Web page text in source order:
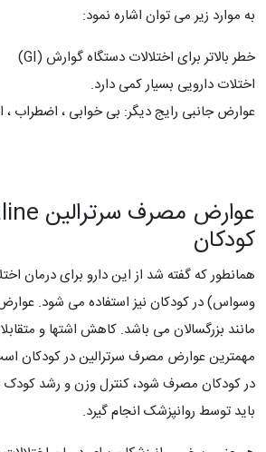
به موارد زیر می توان اشاره نمود:
خطر بالاتر برای اختلالات دستگاه گوارش (GI)
اختلات دارویی بسیار کمی دارد.
عوارض جانبی رایج دیگر: بی خوابی ، اضطراب ،
کودکان
همانطور که گفته شد از این دارو برای درمان
وسواس) در کودکان نیز استفاده می شود.
مانند بزرگسالان می باشد. کاهش اشتها و
مهمترین عوارض مصرف سرترالین در کودکان
در کودکان مصرف شود، کنترل وزن و رشد کودک
باید توسط روانپزشک انجام گیرد.